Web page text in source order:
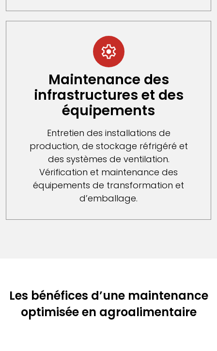
Maintenance des
infrastructures et des
équipements
Entretien des installations de
production, de stockage réfrigéré et
des systèmes de ventilation.
Vérification et maintenance des
équipements de transformation et
d’emballage.
Les bénéfices d’une maintenance
optimisée en agroalimentaire